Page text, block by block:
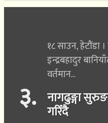
१८ साउन, हेटौंडा
इन्द्रबहादुर
वर्तमान...
नागढुङ्गा
गरिँदै
३.